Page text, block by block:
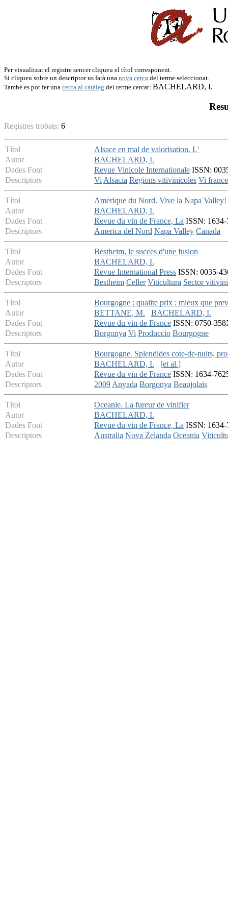
Per visualitzar el registre sencer cliqueu el títol corresponent.
Si cliqueu sobre un descriptor us farà una nova cerca del terme seleccionat.
També es pot fer una cerca al catàleg del terme cercat: BACHELARD, I.
Registres trobats: 6
Títol
Alsace en mal de valorisation, L'
Autor
BACHELARD, I.
Dades Font
Revue Vinicole Internationale ISSN:
Descriptors
ViAlsacia Regions vitivinicoles Vi
Títol
Amerique du Nord. Vive la Napa Valley!
Autor
BACHELARD, I.
Dades Font
Revue du vin de France, La ISSN:
Descriptors
America del Nord Napa Valley Canada
Títol
Bestheim, le succes d'une fusion
Autor
BACHELARD, I.
Dades Font
Revue International Press ISSN: 0035-
Descriptors
Bestheim Celler Viticultura Sector
Títol
Bourgogne : qualite prix : mieux que
Autor
BETTANE, M.
BACHELARD, I.
Dades Font
Revue du vin de France ISSN: 0750-
Descriptors
Borgonya Vi Produccio Bourgogne
Títol
Bourgogne. Splendides cote-de-nuits,
Autor
BACHELARD, I.
[et al.]
Dades Font
Revue du vin de France ISSN: 1634-
Descriptors
2009Anyada Borgonya Beaujolais
Títol
Oceanie. La fureur de vinifier
Autor
BACHELARD, I.
Dades Font
Revue du vin de France, La ISSN:
Descriptors
Australia Nova Zelanda Oceania